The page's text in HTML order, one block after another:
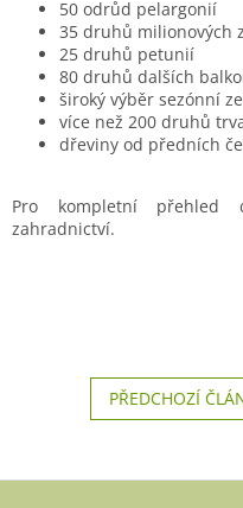
50 odrůd pelargonií
35 druhů milionových
25 druhů petunií
80 druhů dalších
široký výběr sezónní
více než 200 druhů
dřeviny od předních
Pro kompletní přehled
zahradnictví.
PŘEDCHOZÍ
Z